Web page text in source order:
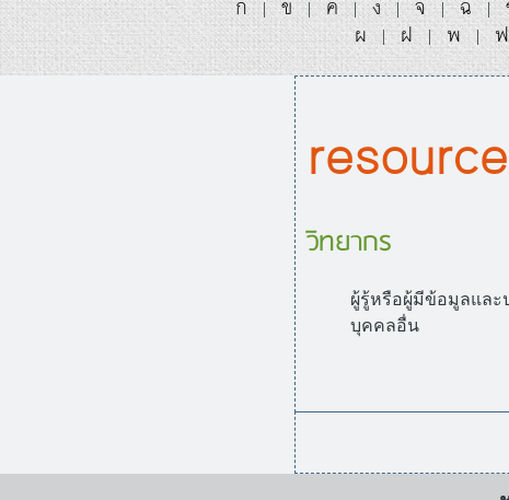
ก | ข | ค | ง | จ | ฉ |
ผ | ฝ | พ | ฟ
วิทยากร
ผู้รู้หรือผู้มีข้อมูลและ
บุคคลอื่น